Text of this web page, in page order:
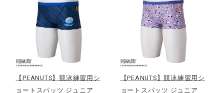
バレーボール
テニス／ソフトテニス
バドミントン
【PEANUTS】競泳練習用シ
ョートスパッツ ジュニア
【PEANUTS】競泳練習用シ
ョートスパッツ ジュニア